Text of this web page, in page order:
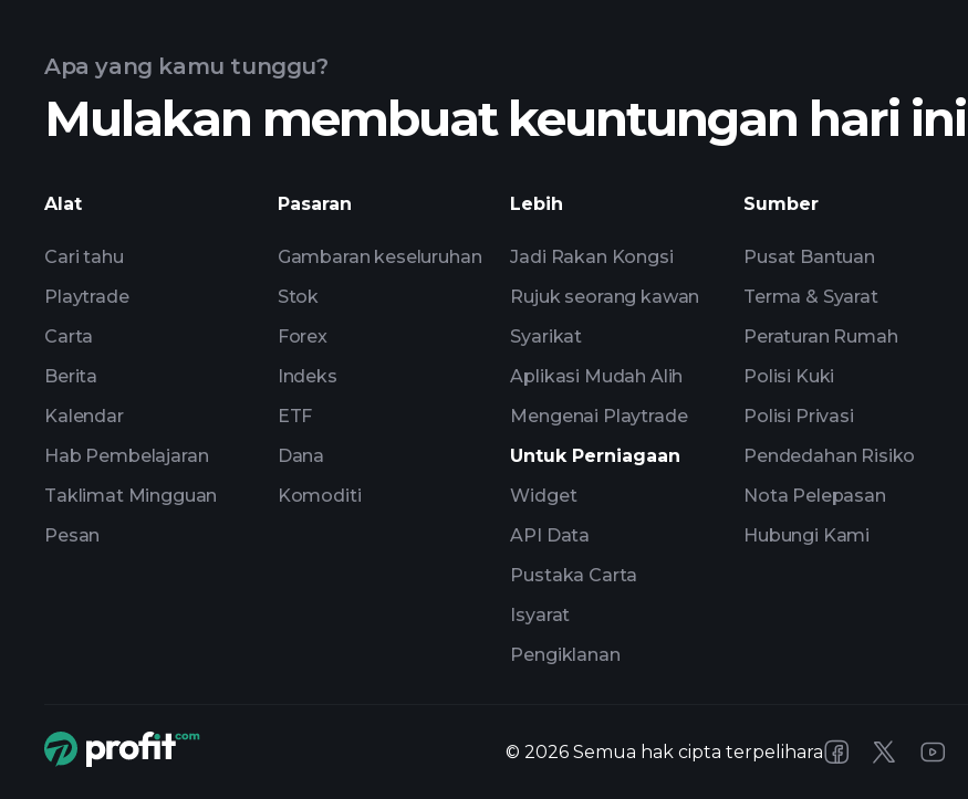
Apa yang kamu tunggu?
Mulakan membuat keuntungan hari ini
Alat
Cari tahu
Playtrade
Carta
Berita
Kalendar
Hab Pembelajaran
Taklimat Mingguan
Pesan
Pasaran
Gambaran keseluruhan
Stok
Forex
Indeks
ETF
Dana
Komoditi
Lebih
Jadi Rakan Kongsi
Rujuk seorang kawan
Syarikat
Aplikasi Mudah Alih
Mengenai Playtrade
Untuk Perniagaan
Widget
API Data
Pustaka Carta
Isyarat
Pengiklanan
Sumber
Pusat Bantuan
Terma & Syarat
Peraturan Rumah
Polisi Kuki
Polisi Privasi
Pendedahan Risiko
Nota Pelepasan
Hubungi Kami
© 2026 Semua hak cipta terpelihara